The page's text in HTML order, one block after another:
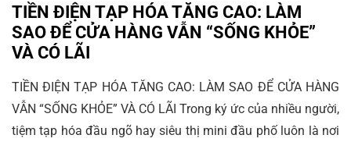
TIỀN ĐIỆN TẠP HÓA TĂNG CAO: LÀM
SAO ĐỂ CỬA HÀNG VẪN “SỐNG KHỎE”
VÀ CÓ LÃI
TIỀN ĐIỆN TẠP HÓA TĂNG CAO: LÀM SAO ĐỂ CỬA HÀNG
VẪN “SỐNG KHỎE” VÀ CÓ LÃI Trong ký ức của nhiều người,
tiệm tạp hóa đầu ngõ hay siêu thị mini đầu phố luôn là nơi